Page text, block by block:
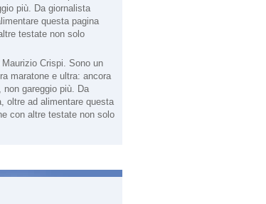
Maurizio Crispi. Sono un
maratone e ultra: ancora
non gareggio più. Da
oltre ad alimentare questa
con altre testate non solo